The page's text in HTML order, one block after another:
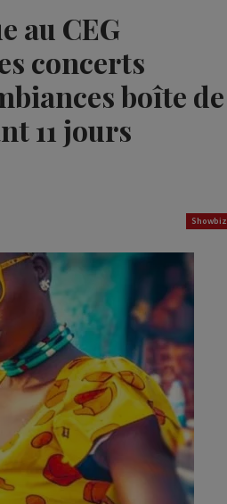
au CEG
concerts
boîte de
11 jours
Showbiz